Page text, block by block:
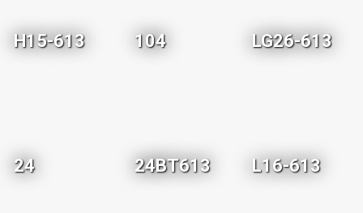
H15-613 104 LG26-613
24 24BT613 L16-613